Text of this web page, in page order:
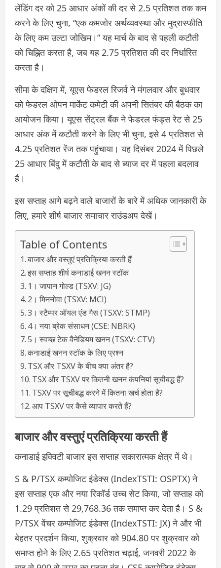
लेंडिंग दर को 25 आधार अंकों की दर से 2.5 प्रतिशत तक कम
करने के लिए चुना, “एक कमजोर अर्थव्यवस्था और मुद्रास्फीति
के लिए कम उल्टा जोखिम।” यह मार्च के बाद से पहली कटौती
को चिह्नित करता है, जब यह 2.75 प्रतिशत की दर निर्धारित
करता है।
सीमा के दक्षिण में, यूएस फेडरल रिजर्व ने मंगलवार और बुधवार
को फेडरल ओपन मार्केट कमेटी की अपनी सितंबर की बैठक का
आयोजन किया। यूएस सेंट्रल बैंक ने फेडरल फंड्स रेट से 25
आधार अंक में कटौती करने के लिए भी चुना, इसे 4 प्रतिशत से
4.25 प्रतिशत रेंज तक पहुंचाया। यह दिसंबर 2024 में पिछले
25 आधार बिंदु में कटौती के बाद से ब्याज दर में पहला बदलाव
है।
इस सप्ताह आगे बढ़ने वाले बाजारों के बारे में अधिक जानकारी के
लिए, हमारे शीर्ष बाजार समाचार राउंडअप देखें।
Table of Contents
बाजार और वस्तुएं प्रतिक्रिया करती हैं
इस सप्ताह शीर्ष कनाडाई खनन स्टॉक
1। जापान गोल्ड (TSXV: JG)
2। मिननोवा (TSXV: MCI)
3। स्टैम्पर ऑयल एंड गैस (TSXV: STMP)
4। नया ब्रेक संसाधन (CSE: NBRK)
5। स्वच्छ टेक वैनेडियम खनन (TSXV: CTV)
कनाडाई खनन स्टॉक के लिए प्रश्न
TSX और TSXV के बीच क्या अंतर है?
TSX और TSXV पर कितनी खनन कंपनियां सूचीबद्ध हैं?
TSXV पर सूचीबद्ध करने में कितना खर्च होता है?
आप TSXV पर कैसे व्यापार करते हैं?
बाजार और वस्तुएं प्रतिक्रिया करती हैं
कनाडाई इक्विटी बाजार इस सप्ताह सकारात्मक क्षेत्र में थे।
S & P/TSX कम्पोजिट इंडेक्स (IndexTSTI: OSPTX) ने
इस सप्ताह एक और नया रिकॉर्ड उच्च सेट किया, जो सप्ताह को
1.29 प्रतिशत से 29,768.36 तक समाप्त कर देता है। S &
P/TSX वेंचर कम्पोजिट इंडेक्स (IndexTSTI: JX) ने और भी
बेहतर प्रदर्शन किया, शुक्रवार को 904.80 पर शुक्रवार को
समाप्त होने के लिए 2.65 प्रतिशत चढ़ाई, जनवरी 2022 के